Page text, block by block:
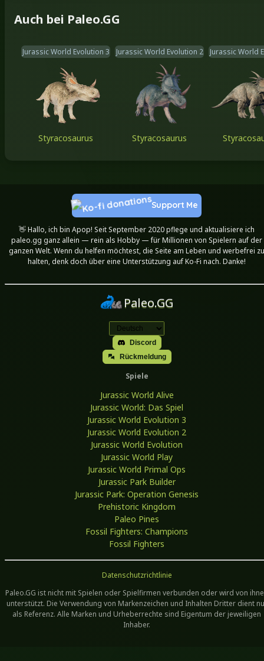
Auch bei Paleo.GG
Jurassic World Evolution 3
Styracosaurus
Jurassic World Evolution 2
Styracosaurus
Jurassic World
👋 Hallo, ich bin Apop! Seit September 2020 pflege und aktualisiere ich
paleo.gg ganz allein — rein als Hobby — für Millionen von Spielern auf der
ganzen Welt. Wenn du helfen möchtest, die Seite am Leben und werbefrei zu
halten, denk doch über eine Unterstützung auf Ko-Fi nach. Danke!
Support Me
Paleo.GG
Discord
Rückmeldung
Spiele
Jurassic World Alive
Jurassic World: Das Spiel
Jurassic World Evolution 3
Jurassic World Evolution 2
Jurassic World Evolution
Jurassic World Play
Jurassic World Primal Ops
Jurassic Park Builder
Jurassic Park: Operation Genesis
Prehistoric Kingdom
Paleo Pines
Fossil Fighters: Champions
Fossil Fighters
Paleo.GG ist nicht mit Spielen oder Spielfirmen verbunden oder wird von
unterstützt. Die Verwendung von Markenzeichen und Inhalten Dritter dient
als Referenz. Alle Marken und Urheberrechte sind Eigentum der jeweiligen
Inhaber.
Datenschutzrichtlinie